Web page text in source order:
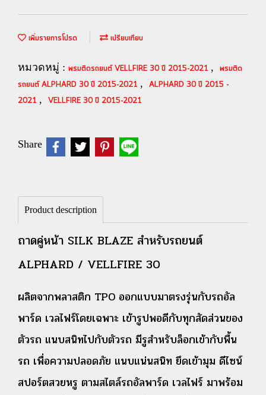
เพิ่มรายการโปรด เปรียบเทียบ
หมวดหมู่ : พรมติดรถยนต์ VELLFIRE 30 ปี 2015-2021 , พรมติด
รถยนต์ ALPHARD 30 ปี 2015-2021 , ALPHARD 30 ปี 2015 -
2021 , VELLFIRE 30 ปี 2015-2021
Share
Product description
ถาดคู่หน้า SILK BLAZE สำหรับรถยนต์
ALPHARD / VELLFIRE 30
ผลิตจากพลาสติก TPO ออกแบบมาตรงรุ่นกับรถอัล
พาร์ด เวลไฟร์โดยเฉพาะ เข้ารูปพอดีกับทุกสัดส่วนของ
ตัวรถ แนบสนิทไปกับตัวรถ มีรูสำหรับล็อกเข้ากับพื้น
รถ เพื่อความปลอดภัย แนบแน่นสนิท ยึดเข้ามุม ดีไซน์
สปอร์ตสวยหรู ตามสไตล์รถอัลพาร์ด เวลไฟร์ มาพร้อม